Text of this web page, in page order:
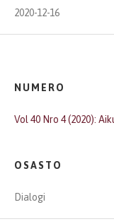
2020-12-16
NUMERO
Vol 40 Nro 4 (2020):
OSASTO
Dialogi